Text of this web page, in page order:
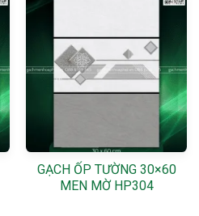
GẠCH ỐP TƯỜNG 30×60
MEN MỜ HP304